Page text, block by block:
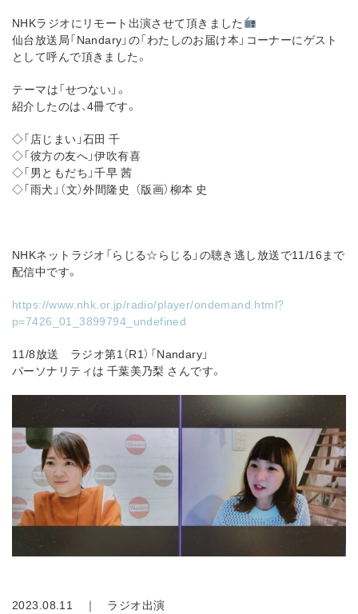
NHKラジオにリモート出演させて頂きました
仙台放送局「Nandary」の「わたしのお届け本」コーナーにゲスト
として呼んで頂きました。
⁡テーマは「せつない」。
紹介したのは、4冊です。
◇「店じまい」石田 千
◇「彼方の友へ」伊吹有喜
◇「男ともだち」千早 茜
◇「雨犬」（文）外間隆史 （版画）柳本 史
NHKネットラジオ「らじる☆らじる」の聴き逃し放送で11/16まで
配信中です。
https://www.nhk.or.jp/radio/player/ondemand.html?
p=7426_01_3899794_undefined
11/8放送 ラジオ第1（R1）「Nandary」
パーソナリティは 千葉美乃梨 さんです。
2023.08.11 ｜ ラジオ出演